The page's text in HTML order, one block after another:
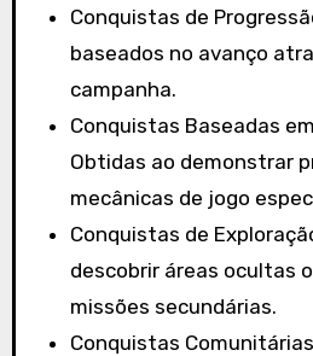
Conquistas de
baseados no avanço
campanha.
Conquistas Baseadas
Obtidas ao demonstrar
mecânicas de jogo
Conquistas de
descobrir áreas ocultas
missões secundárias.
Conquistas